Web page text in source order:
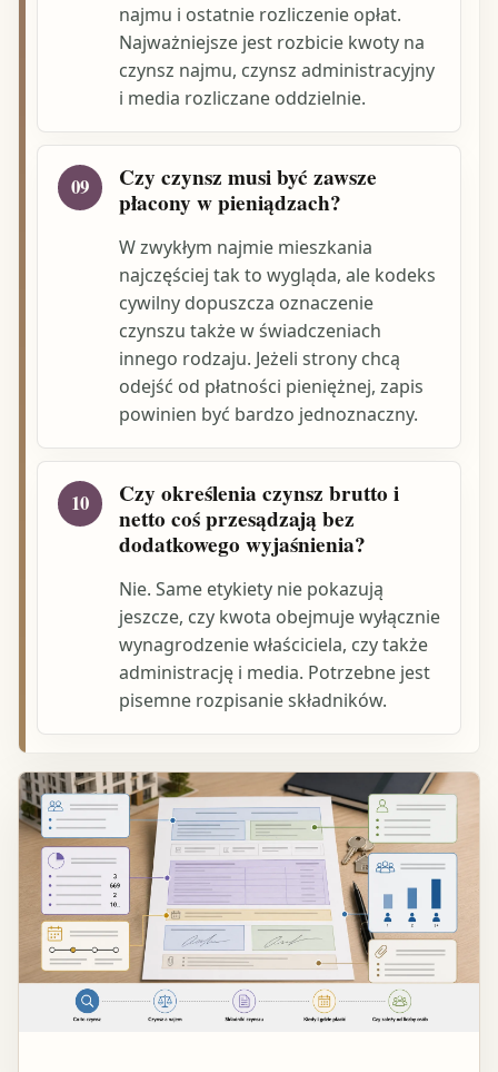
najmu i ostatnie rozliczenie opłat.
Najważniejsze jest rozbicie kwoty na
czynsz najmu, czynsz administracyjny
i media rozliczane oddzielnie.
09
Czy czynsz musi być zawsze
płacony w pieniądzach?
W zwykłym najmie mieszkania
najczęściej tak to wygląda, ale kodeks
cywilny dopuszcza oznaczenie
czynszu także w świadczeniach
innego rodzaju. Jeżeli strony chcą
odejść od płatności pieniężnej, zapis
powinien być bardzo jednoznaczny.
10
Czy określenia czynsz brutto i
netto coś przesądzają bez
dodatkowego wyjaśnienia?
Nie. Same etykiety nie pokazują
jeszcze, czy kwota obejmuje wyłącznie
wynagrodzenie właściciela, czy także
administrację i media. Potrzebne jest
pisemne rozpisanie składników.